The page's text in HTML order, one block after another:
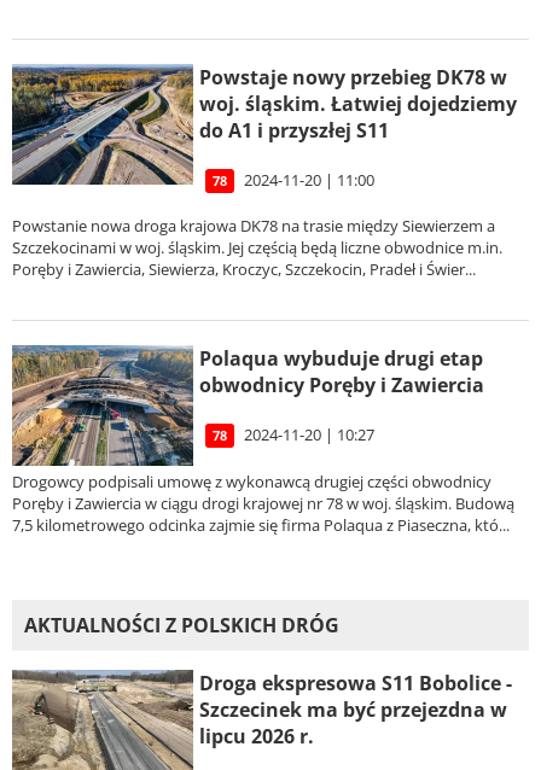
Powstaje nowy przebieg DK78 w
woj. śląskim. Łatwiej dojedziemy
do A1 i przyszłej S11
78 2024-11-20 | 11:00
Powstanie nowa droga krajowa DK78 na trasie między Siewierzem a
Szczekocinami w woj. śląskim. Jej częścią będą liczne obwodnice m.in.
Poręby i Zawiercia, Siewierza, Kroczyc, Szczekocin, Pradeł i Świer...
Polaqua wybuduje drugi etap
obwodnicy Poręby i Zawiercia
78 2024-11-20 | 10:27
Drogowcy podpisali umowę z wykonawcą drugiej części obwodnicy
Poręby i Zawiercia w ciągu drogi krajowej nr 78 w woj. śląskim. Budową
7,5 kilometrowego odcinka zajmie się firma Polaqua z Piaseczna, któ...
AKTUALNOŚCI Z POLSKICH DRÓG
Droga ekspresowa S11 Bobolice -
Szczecinek ma być przejezdna w
lipcu 2026 r.